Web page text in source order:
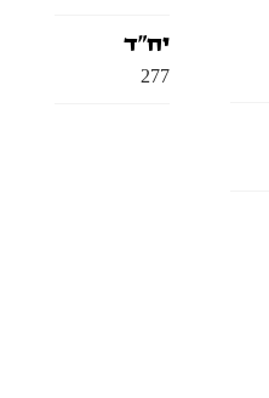
יח"ד
277